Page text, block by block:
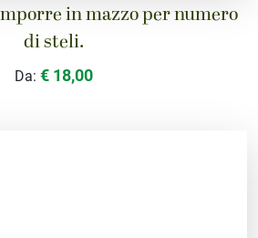
in mazzo per numero
di steli.
Da: € 18,00